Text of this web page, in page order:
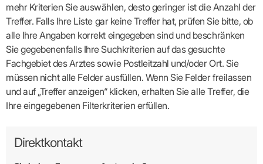
mehr Kriterien Sie auswählen, desto geringer ist die Anzahl der
Treffer. Falls Ihre Liste gar keine Treffer hat, prüfen Sie bitte, ob
alle Ihre Angaben korrekt eingegeben sind und beschränken
Sie gegebenenfalls Ihre Suchkriterien auf das gesuchte
Fachgebiet des Arztes sowie Postleitzahl und/oder Ort. Sie
müssen nicht alle Felder ausfüllen. Wenn Sie Felder freilassen
und auf „Treffer anzeigen“ klicken, erhalten Sie alle Treffer, die
Ihre eingegebenen Filterkriterien erfüllen.
Direktkontakt